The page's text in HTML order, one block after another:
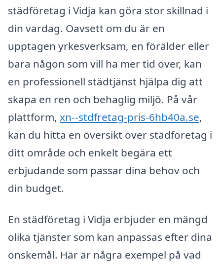
städföretag i Vidja kan göra stor skillnad i
din vardag. Oavsett om du är en
upptagen yrkesverksam, en förälder eller
bara någon som vill ha mer tid över, kan
en professionell städtjänst hjälpa dig att
skapa en ren och behaglig miljö. På vår
plattform, xn--stdfretag-pris-6hb40a.se,
kan du hitta en översikt över städföretag i
ditt område och enkelt begära ett
erbjudande som passar dina behov och
din budget.
En städföretag i Vidja erbjuder en mängd
olika tjänster som kan anpassas efter dina
önskemål. Här är några exempel på vad